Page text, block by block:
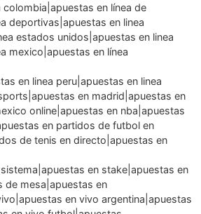
en línea de
deportivas|apuestas en linea
estados unidos|apuestas en linea
mexico|apuestas en línea
en linea peru|apuestas en linea
en madrid|apuestas en
online|apuestas en nba|apuestas
en partidos de futbol en
de tenis en directo|apuestas en
en stake|apuestas en
de mesa|apuestas en
en vivo argentina|apuestas